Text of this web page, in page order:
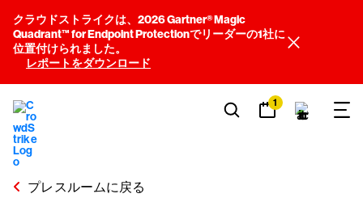
クラウドストライクは、2026 Gartner® Magic
Quadrant™ for Endpoint Protectionでリーダーの1社に
位置付けられました。
レポートをダウンロード
1
プレスルームに戻る